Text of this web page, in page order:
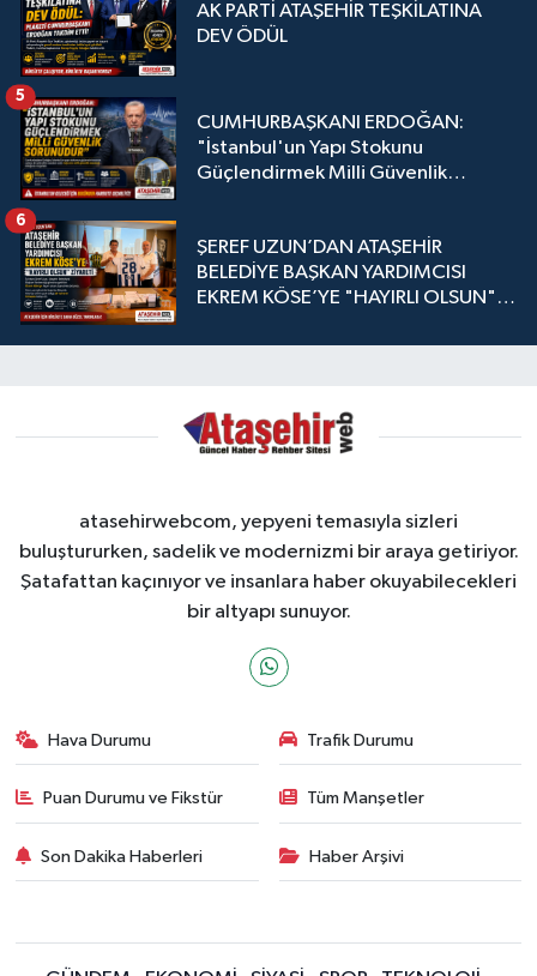
AK PARTİ ATAŞEHİR TEŞKİLATINA
DEV ÖDÜL
CUMHURBAŞKANI ERDOĞAN:
"İstanbul'un Yapı Stokunu
Güçlendirmek Milli Güvenlik
5
ŞEREF UZUN’DAN ATAŞEHİR
BELEDİYE BAŞKAN YARDIMCISI
EKREM KÖSE’YE "HAYIRLI OLSUN"
6
atasehirwebcom, yepyeni temasıyla sizleri
buluştururken, sadelik ve modernizmi bir araya getiriyor.
Şatafattan kaçınıyor ve insanlara haber okuyabilecekleri
bir altyapı sunuyor.
Hava Durumu Trafik Durumu
Puan Durumu ve Fikstür Tüm Manşetler
Son Dakika Haberleri Haber Arşivi